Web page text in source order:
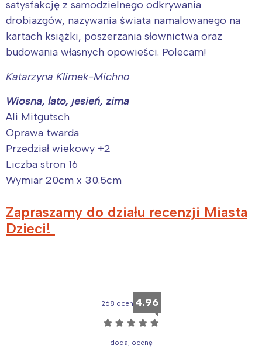
satysfakcję z samodzielnego odkrywania
drobiazgów, nazywania świata namalowanego na
kartach książki, poszerzania słownictwa oraz
budowania własnych opowieści. Polecam!
Katarzyna Klimek-Michno
Wiosna, lato, jesień, zima
Ali Mitgutsch
Oprawa twarda
Przedział wiekowy +2
Liczba stron 16
Wymiar 20cm x 30.5cm
Zapraszamy do działu recenzji Miasta
Dzieci!
268 ocen 4.96
☆ ☆ ☆ ☆ ☆
dodaj ocenę
Interesują mnie wydarzenia z
Warszawa
Wszystkie
Wybieram